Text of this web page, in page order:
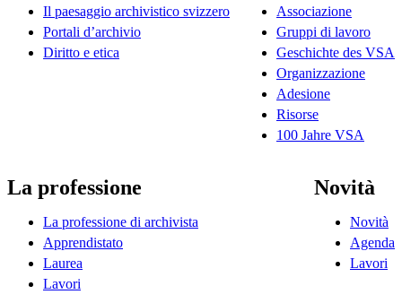
Il paesaggio archivistico svizzero
Portali d’archivio
Diritto e etica
Associazione
Gruppi di lavoro
Geschichte des VSA
Organizzazione
Adesione
Risorse
100 Jahre VSA
La professione
La professione di archivista
Apprendistato
Laurea
Lavori
Novità
Novità
Agenda
Lavori